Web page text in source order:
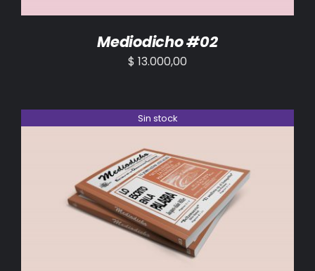
Mediodicho #02
$ 13.000,00
Sin stock
DETALLES